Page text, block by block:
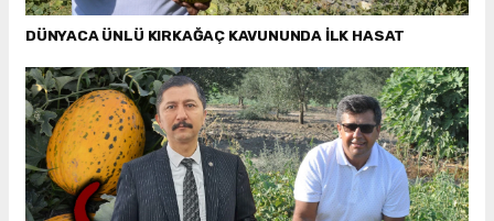
DÜNYACA ÜNLÜ KIRKAĞAÇ KAVUNUNDA İLK HASAT